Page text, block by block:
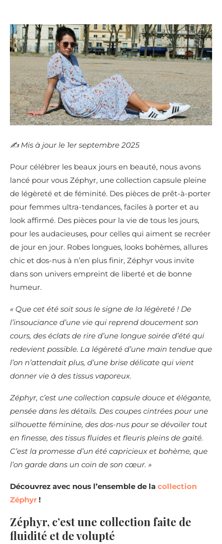
✍️​ Mis à jour le 1er septembre 2025
Pour célébrer les beaux jours en beauté, nous avons
lancé pour vous Zéphyr, une collection capsule pleine
de légèreté et de féminité. Des pièces de prêt-à-porter
pour femmes ultra-tendances, faciles à porter et au
look affirmé. Des pièces pour la vie de tous les jours,
pour les audacieuses, pour celles qui aiment se recréer
de jour en jour. Robes longues, looks bohèmes, allures
chic et dos-nus à n’en plus finir, Zéphyr vous invite
dans son univers empreint de liberté et de bonne
humeur.
« Que cet été soit sous le signe de la légèreté ! De
l’insouciance d’une vie qui reprend doucement son
cours, des éclats de rire d’une longue soirée d’été qui
redevient possible. La légèreté d’une main tendue que
l’on n’attendait plus, d’une brise délicate qui vient
donner vie à des tissus vaporeux.
Zéphyr, c’est une collection capsule douce et élégante,
pensée dans les détails. Des coupes cintrées pour une
silhouette féminine, des dos-nus pour se dévoiler tout
en finesse, des tissus fluides et fleuris pleins de gaité.
C’est la promesse d’un été capricieux et bohème, que
l’on garde dans un coin de son cœur. »
Découvrez avec nous l’ensemble de la collection
Zéphyr !
Zéphyr, c’est une collection faite de
fluidité et de volupté